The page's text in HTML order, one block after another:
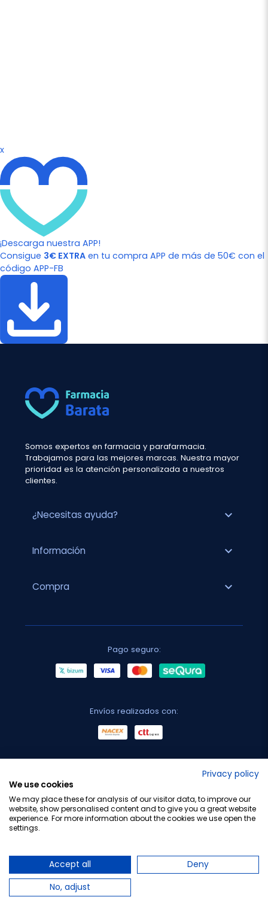
x
¡Descarga nuestra APP!
Consigue 3€ EXTRA en tu compra APP de más de 50€ con el
código APP-FB
Somos expertos en farmacia y parafarmacia.
Trabajamos para las mejores marcas. Nuestra mayor
prioridad es la atención personalizada a nuestros
clientes.
¿Necesitas ayuda? expand_more
Información expand_more
Compra expand_more
Pago seguro:
Envíos realizados con:
Privacy policy
We use cookies
We may place these for analysis of our visitor data, to improve our
website, show personalised content and to give you a great website
experience. For more information about the cookies we use open the
settings.
Accept all
Deny
No, adjust